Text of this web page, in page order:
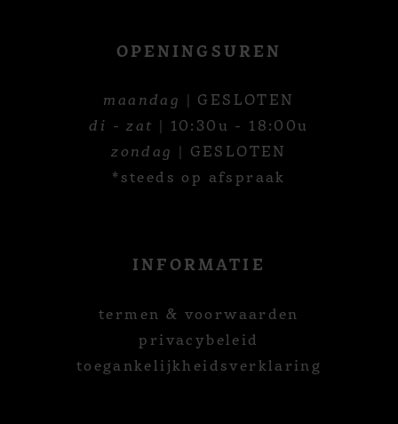
OPENINGSUREN
maandag | GESLOTEN
di - zat | 10:30u - 18:00u
zondag | GESLOTEN
*steeds op afspraak
INFORMATIE
termen & voorwaarden
privacybeleid
toegankelijkheidsverklaring